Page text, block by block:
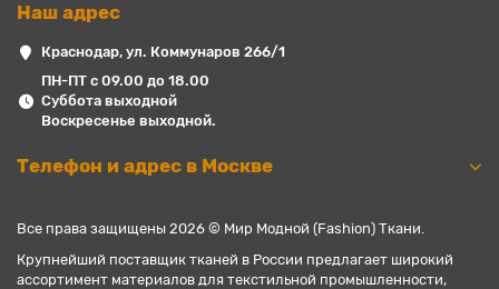
Наш адрес
Краснодар, ул. Коммунаров 266/1
ПН-ПТ с 09.00 до 18.00
Суббота выходной
Воскресенье выходной.
Телефон и адрес в Москве
Все права защищены 2026 © Мир Модной (Fashion) Ткани.
Крупнейший поставщик тканей в России предлагает широкий
ассортимент материалов для текстильной промышленности,